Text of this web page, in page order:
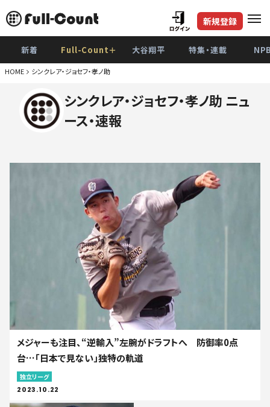
新規登録
新着 Full-Count＋ 大谷翔平 特集・連載
HOME シンクレア・ジョセフ・孝ノ助
シンクレア・ジョセフ・孝ノ助 ニュ
ース・速報
メジャーも注目、“逆輸入”左腕がドラフトへ 防御率0点
台…「日本で見ない」独特の軌道
独立リーグ
2023.10.22